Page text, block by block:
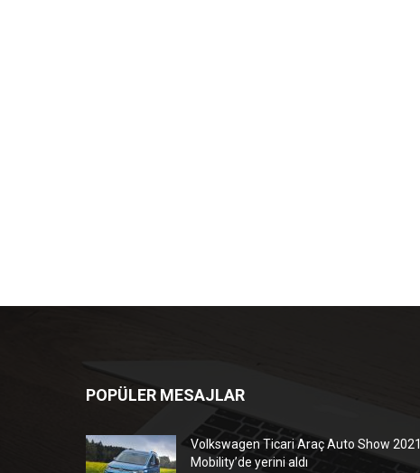
POPÜLER MESAJLAR
Volkswagen Ticari Araç Auto Show 2021
Mobility’de yerini aldı